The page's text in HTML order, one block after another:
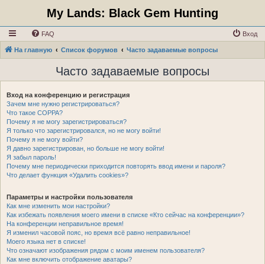
My Lands: Black Gem Hunting
FAQ Вход
На главную Список форумов Часто задаваемые вопросы
Часто задаваемые вопросы
Вход на конференцию и регистрация
Зачем мне нужно регистрироваться?
Что такое COPPA?
Почему я не могу зарегистрироваться?
Я только что зарегистрировался, но не могу войти!
Почему я не могу войти?
Я давно зарегистрирован, но больше не могу войти!
Я забыл пароль!
Почему мне периодически приходится повторять ввод имени и пароля?
Что делает функция «Удалить cookies»?
Параметры и настройки пользователя
Как мне изменить мои настройки?
Как избежать появления моего имени в списке «Кто сейчас на конференции»?
На конференции неправильное время!
Я изменил часовой пояс, но время всё равно неправильное!
Моего языка нет в списке!
Что означают изображения рядом с моим именем пользователя?
Как мне включить отображение аватары?